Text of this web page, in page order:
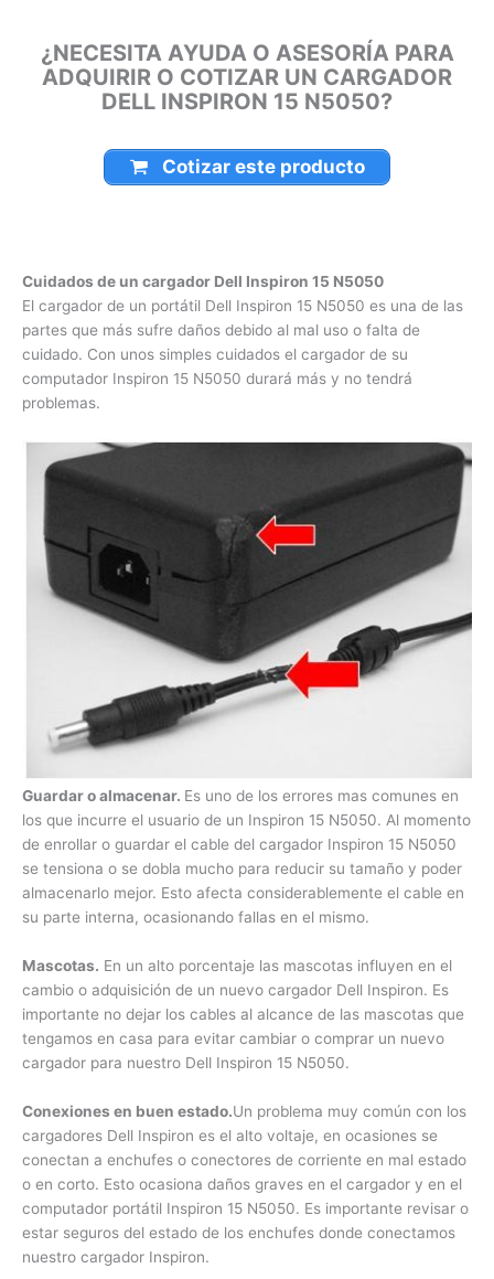
Riohacha, Santa Marta, Villavicencio, Pasto, Cúcuta, Mocoa,
Armenia, Pereira, San Andrés, Bucaramanga, Sincelejo,
Ibagué, Cali, Mitú, Puerto Carreño.
¿NECESITA AYUDA O ASESORÍA PARA
ADQUIRIR O COTIZAR UN CARGADOR
DELL INSPIRON 15 N5050?
Cotizar este producto
El cargador de un portátil Dell Inspiron 15 N5050 es una de
las partes que más sufre daños debido al mal uso o falta de
cuidado. Con unos simples cuidados el cargador de su
computador Inspiron 15 N5050 durará más y no tendrá
problemas.
en los que incurre el usuario de un Inspiron 15 N5050. Al
momento de enrollar o guardar el cable del cargador Inspiron
15 N5050 se tensiona o se dobla mucho para reducir su
tamaño y poder almacenarlo mejor. Esto afecta
considerablemente el cable en su parte interna, ocasionando
fallas en el mismo.
Mascotas.
En un alto porcentaje las mascotas influyen en el
cambio o adquisición de un nuevo cargador Dell Inspiron. Es
importante no dejar los cables al alcance de las mascotas
que tengamos en casa para evitar cambiar o comprar un
nuevo cargador para nuestro Dell Inspiron 15 N5050.
Conexiones en buen estado. Un problema muy común con
los cargadores Dell Inspiron es el alto voltaje, en ocasiones
se conectan a enchufes o conectores de corriente en mal
estado o en corto. Esto ocasiona daños graves en el
cargador y en el computador portátil Inspiron 15 N5050. Es
importante revisar o estar seguros del estado de los
enchufes donde conectamos nuestro cargador Inspiron.